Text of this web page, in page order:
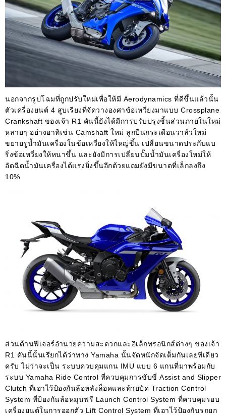
นอกจากรูปโฉมที่ถูกปรับใหม่เพื่อให้มี Aerodynamics ที่ดีขึ้นแล้วนั้น
ตัวเครื่องยนต์ 4 สูบเรียงที่จัดวางองศาข้อเหวี่ยงมาแบบ Crossplane
Crankshaft ของเจ้า R1 คันนี้ยังได้มีการปรับปรุงชิ้นส่วนภายในใหม่
หลายๆ อย่างอาทิเช่น Camshaft ใหม่ ลูกปืนกระเดือนวาล์วใหม่
ขยายรูน้ำมันเครื่องในข้อเหวี่ยงให้ใหญ่ขึ้น เปลี่ยนขนาดประกับแบ
ริ่งข้อเหวี่ยงให้หนาขึ้น และยังมีการเปลี่ยนปั๊มน้ำมันเครื่องใหม่ให้
อัดฉีดน้ำมันเครื่องได้แรงยิ่งขึ้นอีกด้วยแถมยังมีขนาดที่เล็กลงถึง
10%
ส่วนด้านฟีเจอร์อำนวยความสะดวกและอิเล็กทรอนิกส์ต่างๆ ของเจ้า
R1 คันนี้นั้นเรียกได้ว่าทาง Yamaha นั้นจัดหนักจัดเต็มกันเลยทีเดียว
ครับ ไม่ว่าจะเป็น ระบบควบคุมแกน IMU แบบ 6 แกนที่มาพร้อมกับ
ระบบ Yamaha Ride Control ที่ควบคุมการขับขี่ Assist and Slipper
Clutch ที่เอาไว้ป้องกันล้อหลังล็อคและท้ายปัด Traction Control
System ที่ป้องกันล้อหมุนฟรี Launch Control System ที่ควบคุมรอบ
เครื่องยนต์ในการออกตัว Lift Control System ที่เอาไว้ป้องกันรถยก